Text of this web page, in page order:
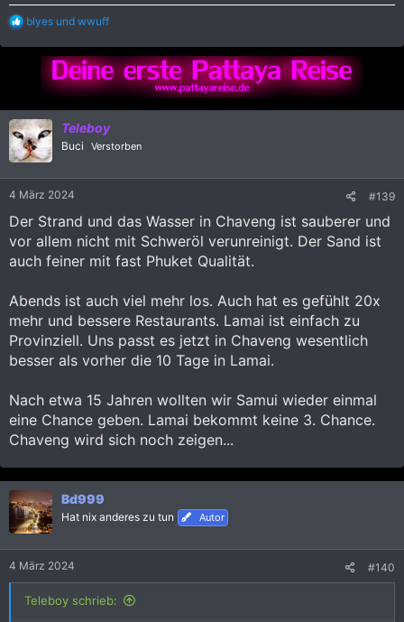
R
a
n
e
n
:
blyes und wwuff
Teleboy
Buci Verstorben
4 März 2024 #139
Der Strand und das Wasser in Chaveng ist sauberer und
vor allem nicht mit Schweröl verunreinigt. Der Sand ist
auch feiner mit fast Phuket Qualität.
Abends ist auch viel mehr los. Auch hat es gefühlt 20x
mehr und bessere Restaurants. Lamai ist einfach zu
Provinziell. Uns passt es jetzt in Chaveng wesentlich
besser als vorher die 10 Tage in Lamai.
Nach etwa 15 Jahren wollten wir Samui wieder einmal
eine Chance geben. Lamai bekommt keine 3. Chance.
Chaveng wird sich noch zeigen...
Bd999
Hat nix anderes zu tun Autor
4 März 2024 #140
Teleboy schrieb: